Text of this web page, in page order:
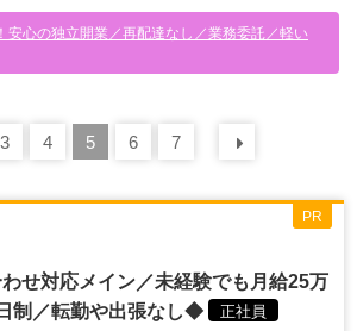
安心の独立開業／再配達なし／業務委託／軽い
前の 30
3 4 5 6 7
せ対応メイン／未経験でも月給25万
制／転勤や出張なし◆
正社員
PR